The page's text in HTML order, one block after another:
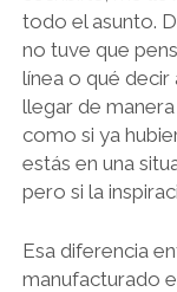
todo el asunto.
no tuve que
línea o qué
llegar de
como si ya
estás en una
pero si la
Esa diferencia
manufacturado